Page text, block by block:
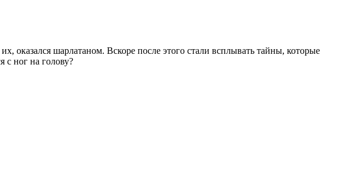
шарлатаном. Вскоре после этого стали всплывать тайны, которые
с ног на голову?